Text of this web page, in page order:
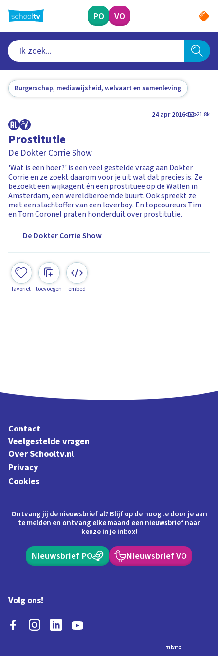
naar
hoofdinhoud
PO VO
Burgerschap, mediawijsheid, welvaart en samenleving
24 apr 2016 21.8k
Prostitutie
De Dokter Corrie Show
'Wat is een hoer?' is een veel gestelde vraag aan Dokter
Corrie en ze zoekt daarom voor je uit wat dat precies is. Ze
bezoekt een wijkagent én een prostituee op de Wallen in
Amsterdam, een wereldberoemde buurt. Ook spreekt ze
met een slachtoffer van een loverboy. En topcoureurs Tim
en Tom Coronel praten honderduit over prostitutie.
De Dokter Corrie Show
favoriet toevoegen embed
Contact
Veelgestelde vragen
Over Schooltv.nl
Privacy
Cookies
Ontvang jij de nieuwsbrief al? Blijf op de hoogte door je aan
te melden en ontvang elke maand een nieuwsbrief naar
keuze in je inbox!
Nieuwsbrief PO Nieuwsbrief VO
Volg ons!